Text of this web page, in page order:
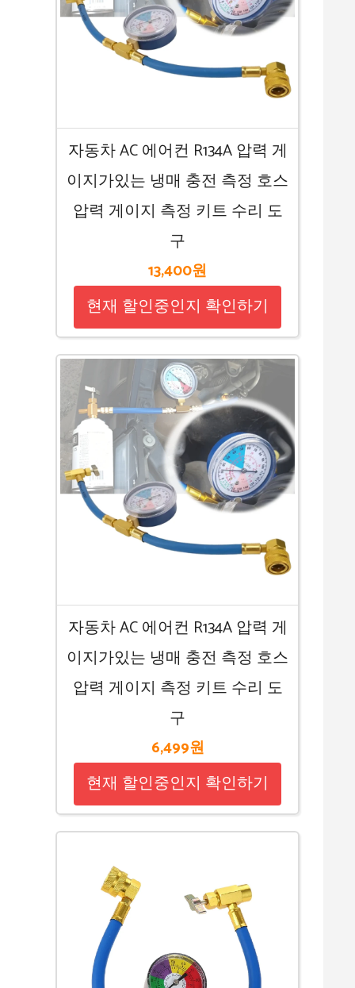
자동차 AC 에어컨 R134A 압력 게
이지가있는 냉매 충전 측정 호스
압력 게이지 측정 키트 수리 도
구
13,400원
현재 할인중인지 확인하기
자동차 AC 에어컨 R134A 압력 게
이지가있는 냉매 충전 측정 호스
압력 게이지 측정 키트 수리 도
구
6,499원
현재 할인중인지 확인하기